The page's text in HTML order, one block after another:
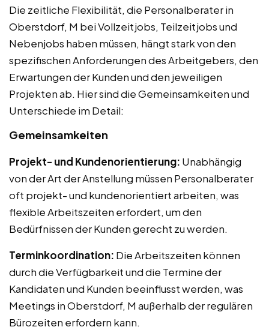
Die zeitliche Flexibilität, die Personalberater in
Oberstdorf, M bei Vollzeitjobs, Teilzeitjobs und
Nebenjobs haben müssen, hängt stark von den
spezifischen Anforderungen des Arbeitgebers, den
Erwartungen der Kunden und den jeweiligen
Projekten ab. Hier sind die Gemeinsamkeiten und
Unterschiede im Detail:
Gemeinsamkeiten
Projekt- und Kundenorientierung: Unabhängig
von der Art der Anstellung müssen Personalberater
oft projekt- und kundenorientiert arbeiten, was
flexible Arbeitszeiten erfordert, um den
Bedürfnissen der Kunden gerecht zu werden.
Terminkoordination: Die Arbeitszeiten können
durch die Verfügbarkeit und die Termine der
Kandidaten und Kunden beeinflusst werden, was
Meetings in Oberstdorf, M außerhalb der regulären
Bürozeiten erfordern kann.